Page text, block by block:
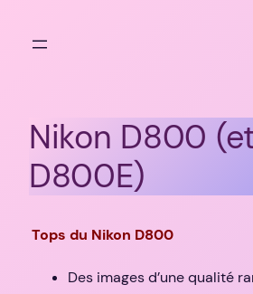
Nikon D800
D800E)
Tops du Nikon D800
Des images d’une qualité